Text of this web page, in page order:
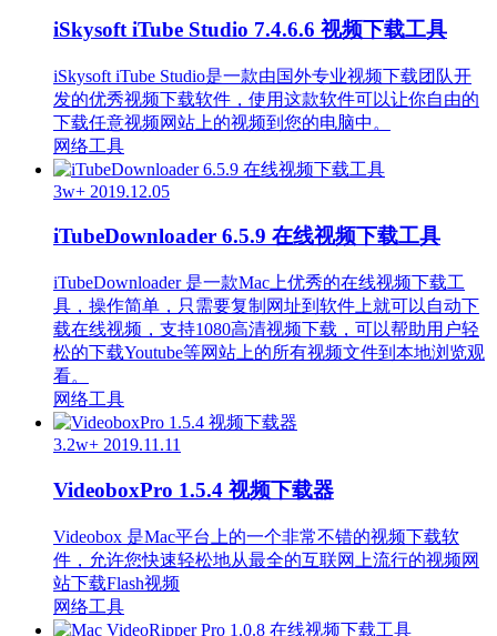
iSkysoft iTube Studio 7.4.6.6 视频下载工具
iSkysoft iTube Studio是一款由国外专业视频下载团队开
发的优秀视频下载软件，使用这款软件可以让你自由的
下载任意视频网站上的视频到您的电脑中。
网络工具
3w+ 2019.12.05
iTubeDownloader 6.5.9 在线视频下载工具
iTubeDownloader 是一款Mac上优秀的在线视频下载工
具，操作简单，只需要复制网址到软件上就可以自动下
载在线视频，支持1080高清视频下载，可以帮助用户轻
松的下载Youtube等网站上的所有视频文件到本地浏览观
看。
网络工具
3.2w+ 2019.11.11
VideoboxPro 1.5.4 视频下载器
Videobox 是Mac平台上的一个非常不错的视频下载软
件，允许您快速轻松地从最全的互联网上流行的视频网
站下载Flash视频
网络工具